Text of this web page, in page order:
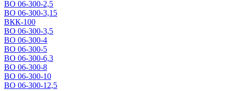
ВО 06-300-2,5
ВО 06-300-3,15
ВКК-100
ВО 06-300-3,5
ВО 06-300-4
ВО 06-300-5
ВО 06-300-6,3
ВО 06-300-8
ВО 06-300-10
ВО 06-300-12,5